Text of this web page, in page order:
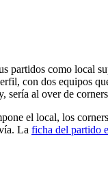
partidos como local
con dos equipos
sería al over de
el local, los
La ficha del partido